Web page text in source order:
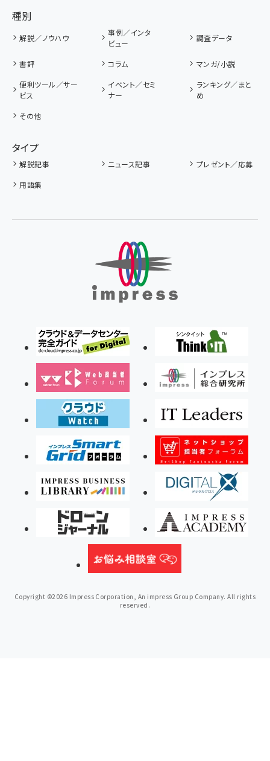
種別
解説／ノウハウ
事例／インタ
ビュー
調査データ
書評 コラム
マンガ/小説
便利ツール／サー
ビス
イベント／セミ
ナー
ランキング／まと
め
その他
タイプ
解説記事 ニュース記事
プレゼント／応募
用語集
Copyright ©2026 Impress Corporation, An impress Group Company. All rights
reserved.